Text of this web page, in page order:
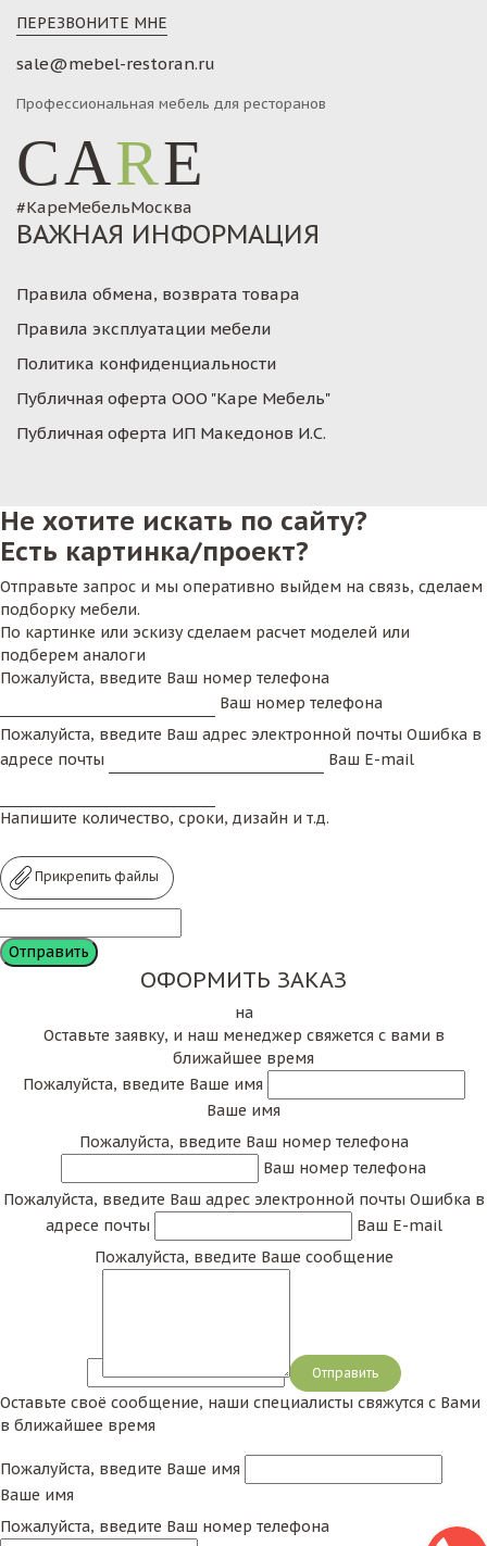
ПЕРЕЗВОНИТЕ МНЕ
sale@mebel-restoran.ru
Профессиональная мебель для ресторанов
CARE
#КареМебельМосква
ВАЖНАЯ ИНФОРМАЦИЯ
Правила обмена, возврата товара
Правила эксплуатации мебели
Политика конфиденциальности
Публичная оферта ООО "Каре Мебель"
Публичная оферта ИП Македонов И.С.
Не хотите искать по сайту?
Есть картинка/проект?
Отправьте запрос и мы оперативно выйдем на связь, сделаем
подборку мебели.
По картинке или эскизу сделаем расчет моделей или
подберем аналоги
Пожалуйста, введите Ваш номер телефона
Ваш номер телефона
Пожалуйста, введите Ваш адрес электронной почты Ошибка в
адресе почты
Ваш E-mail
Напишите количество, сроки, дизайн и т.д.
Прикрепить файлы
ОФОРМИТЬ ЗАКАЗ
на
Оставьте заявку, и наш менеджер свяжется с вами в
ближайшее время
Пожалуйста, введите Ваше имя
Ваше имя
Пожалуйста, введите Ваш номер телефона
Ваш номер телефона
Пожалуйста, введите Ваш адрес электронной почты Ошибка в
адресе почты
Ваш E-mail
Пожалуйста, введите Ваше сообщение
Сообщение
Оставьте своё сообщение, наши специалисты свяжутся с Вами
в ближайшее время
Пожалуйста, введите Ваше имя
Ваше имя
Пожалуйста, введите Ваш номер телефона